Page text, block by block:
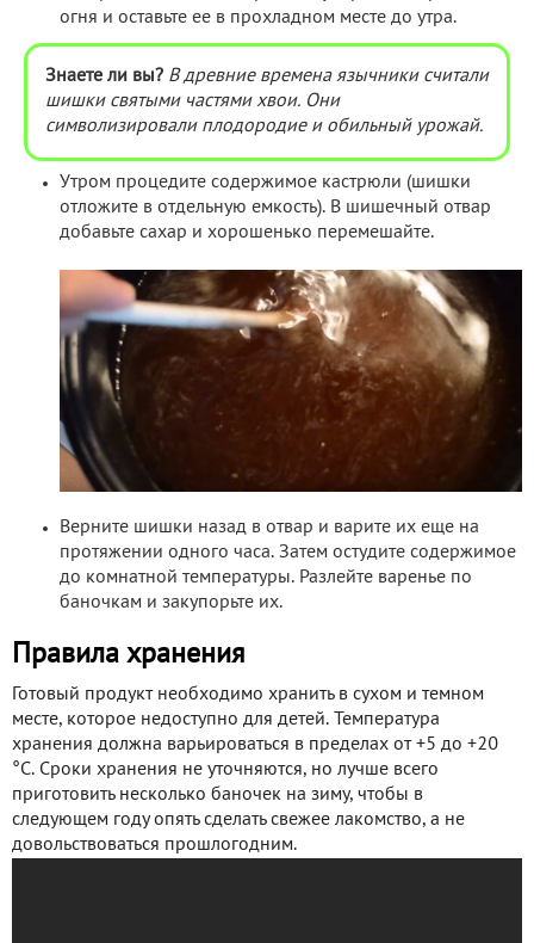
огня и оставьте ее в прохладном месте до утра.
Знаете ли вы? В древние времена язычники считали
шишки святыми частями хвои. Они
символизировали плодородие и обильный урожай.
Утром процедите содержимое кастрюли (шишки
отложите в отдельную емкость). В шишечный отвар
добавьте сахар и хорошенько перемешайте.
Верните шишки назад в отвар и варите их еще на
протяжении одного часа. Затем остудите содержимое
до комнатной температуры. Разлейте варенье по
баночкам и закупорьте их.
Правила хранения
Готовый продукт необходимо хранить в сухом и темном
месте, которое недоступно для детей. Температура
хранения должна варьироваться в пределах от +5 до +20
°С. Сроки хранения не уточняются, но лучше всего
приготовить несколько баночек на зиму, чтобы в
следующем году опять сделать свежее лакомство, а не
довольствоваться прошлогодним.